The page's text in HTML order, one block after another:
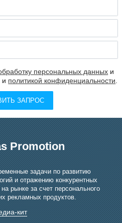
персональных данных и
и политикой конфиденциальности
ЗАПРОС
Promotion
задачи по развитию
и отражению конкурентных
рынке за счет персонального
рекламных продуктов.
кит